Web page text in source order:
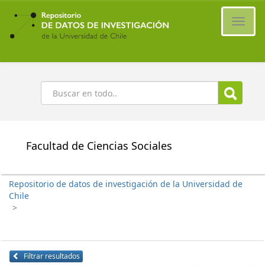
Ir
contenido
principal
Buscar
Facultad de Ciencias Sociales
Repositorio de datos de investigación de la Universidad de
Chile
>
Filtrar resultados